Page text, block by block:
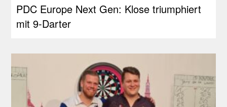
PDC Europe Next Gen: Klose triumphiert
mit 9-Darter